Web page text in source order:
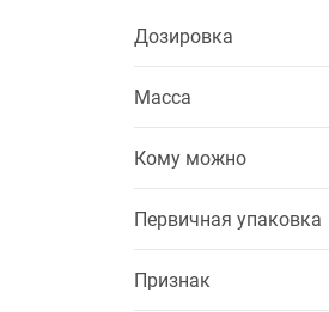
Дозировка
Масса
Кому можно
Первичная упаковка
Признак